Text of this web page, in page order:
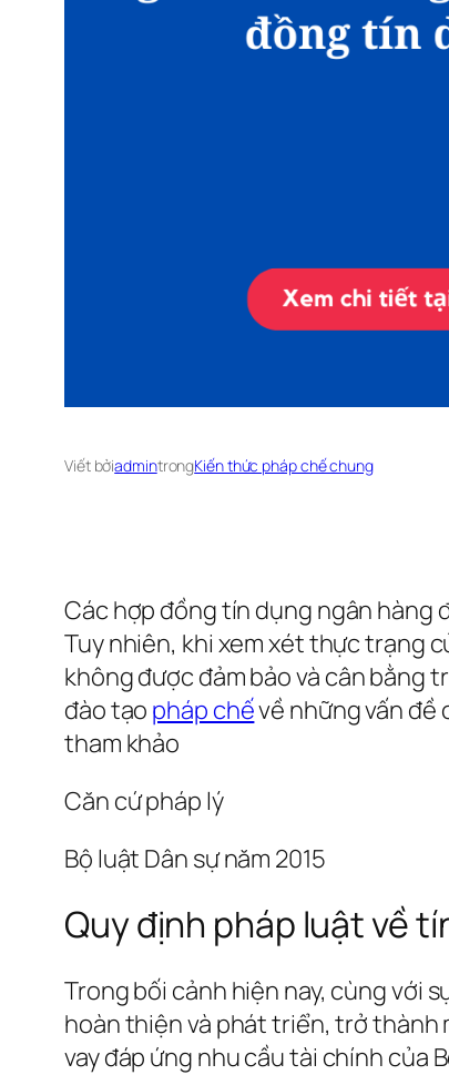
Viết bởiadmintrongKiến thức pháp chế chung
Các hợp đồng tín dụng ngân hàng
Tuy nhiên, khi xem xét thực trạng
không được đảm bảo và cân bằng
đào tạo pháp chếvề những vấn đề
tham khảo
Căn cứ pháp lý
Bộ luật Dân sự năm 2015
Quy định pháp luật về
Trong bối cảnh hiện nay, cùng với
hoàn thiện và phát triển, trở thành
vay đáp ứng nhu cầu tài chính